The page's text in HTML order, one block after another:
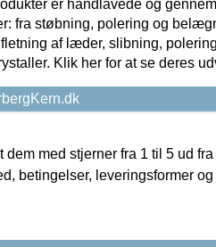
er håndlavede og
fra støbning, polering og
af læder, slibning,
Klik her for at se deres
med stjerner fra 1 til 5 ud
betingelser, leveringsformer og